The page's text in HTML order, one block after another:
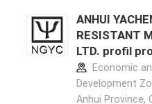
ANHUI
RESISTANT
LTD. profil
Economic
Development
Anhui Province,